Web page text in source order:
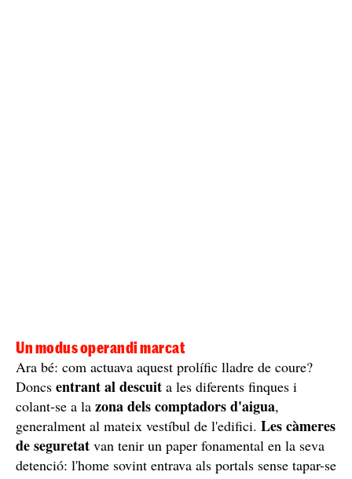
Un modus operandi marcat
Ara bé: com actuava aquest prolífic lladre de coure?
Doncs entrant al descuit a les diferents finques i
colant-se a la zona dels comptadors d'aigua,
generalment al mateix vestíbul de l'edifici. Les càmeres
de seguretat van tenir un paper fonamental en la seva
detenció: l'home sovint entrava als portals sense tapar-se